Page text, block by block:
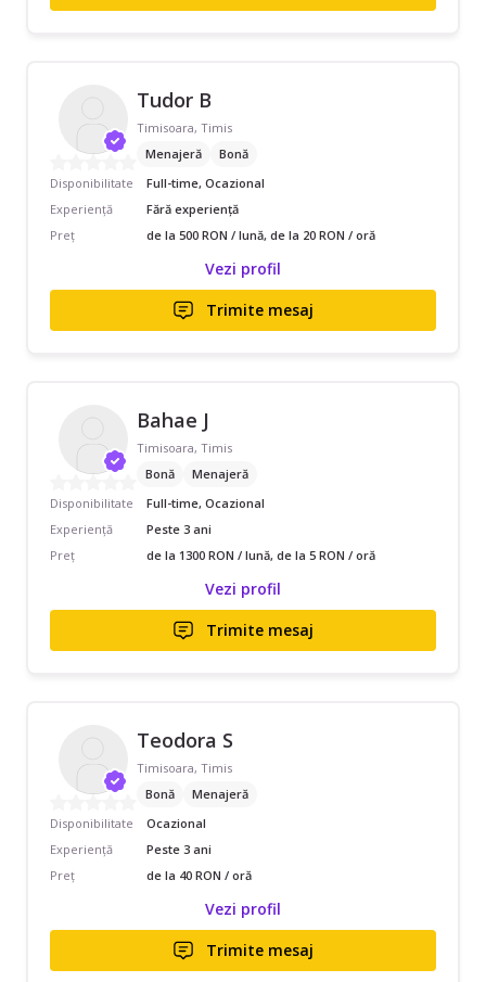
Tudor B
Timisoara, Timis
Menajeră
Bonă
Disponibilitate
Full-time, Ocazional
Experiență
Fără experiență
Preț
de la 500 RON / lună, de la 20 RON / oră
Vezi profil
Trimite mesaj
Bahae J
Timisoara, Timis
Bonă
Menajeră
Disponibilitate
Full-time, Ocazional
Experiență
Peste 3 ani
Preț
de la 1300 RON / lună, de la 5 RON / oră
Vezi profil
Trimite mesaj
Teodora S
Timisoara, Timis
Bonă
Menajeră
Disponibilitate
Ocazional
Experiență
Peste 3 ani
Preț
de la 40 RON / oră
Vezi profil
Trimite mesaj